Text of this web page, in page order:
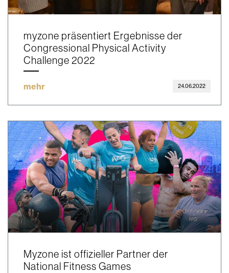
myzone präsentiert Ergebnisse der
Congressional Physical Activity
Challenge 2022
mehr 24.06.2022
Myzone ist offizieller Partner der
National Fitness Games